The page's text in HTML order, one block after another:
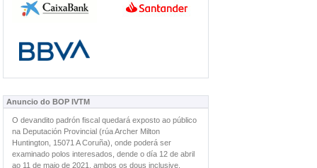
Anuncio do BOP IVTM
O devandito padrón fiscal quedará exposto ao público
na Deputación Provincial (rúa Archer Milton
Huntington, 15071 A Coruña), onde poderá ser
examinado polos interesados, dende o día 12 de abril
ao 11 de maio de 2021, ambos os dous inclusive.